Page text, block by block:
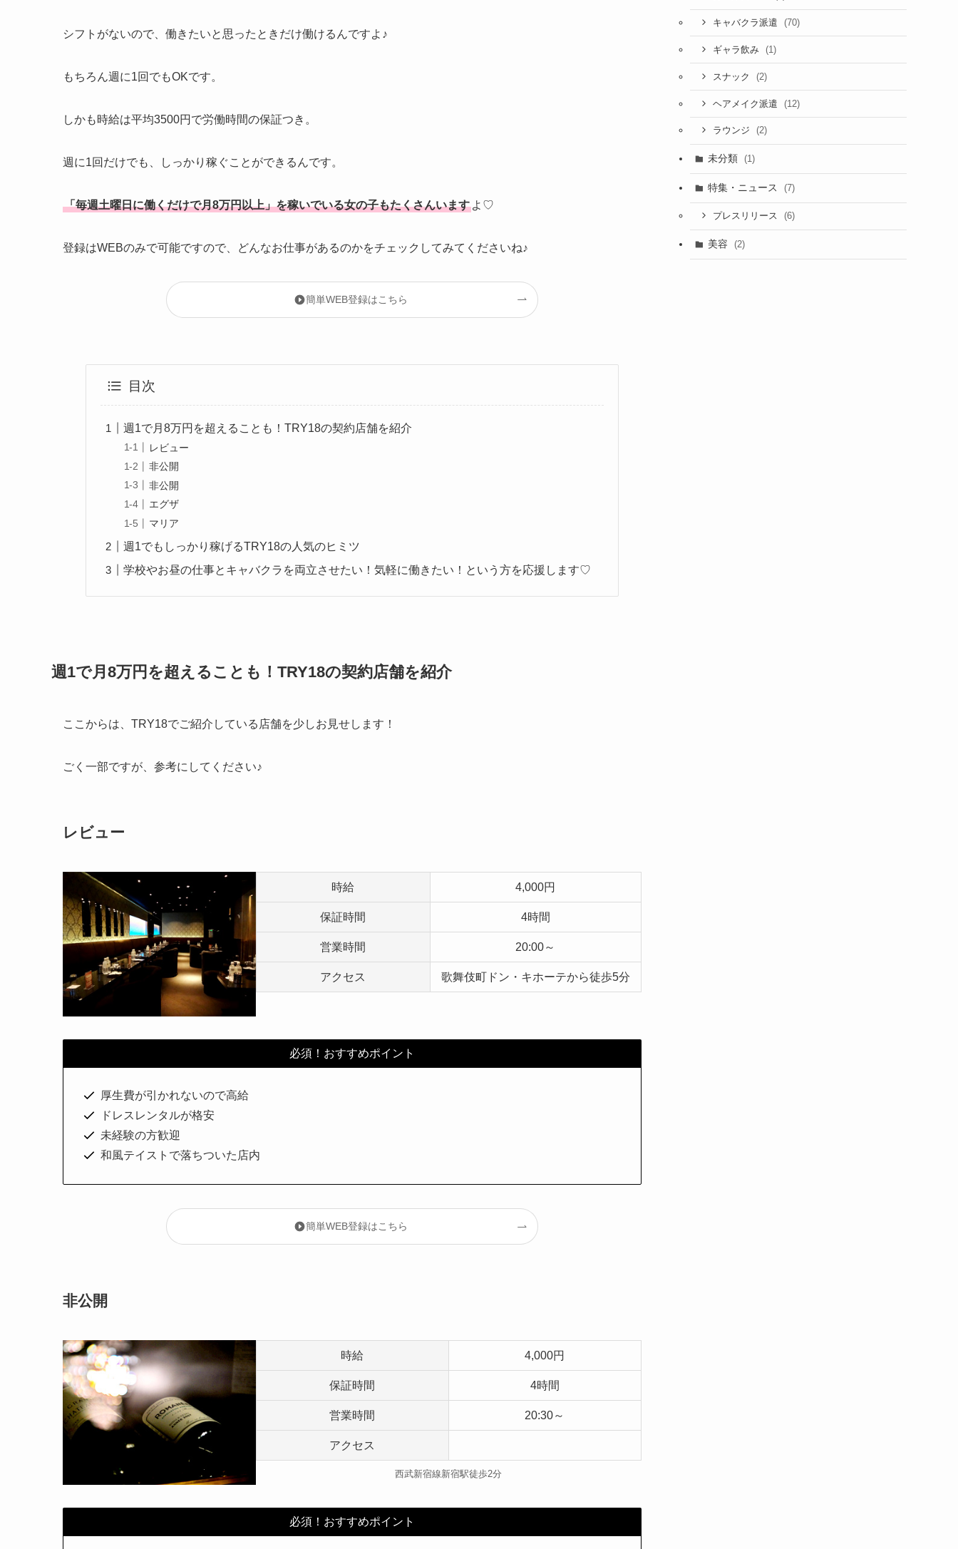
シフトがないので、働きたいと思ったときだけ働けるんですよ♪
もちろん週に1回でもOKです。
しかも時給は平均3500円で労働時間の保証つき。
週に1回だけでも、しっかり稼ぐことができるんです。
「毎週土曜日に働くだけで月8万円以上」を稼いでいる女の子もたくさんいます よ♡
登録はWEBのみで可能ですので、どんなお仕事があるのかをチェックしてみてくださいね♪
簡単WEB登録はこちら
目次
週1で月8万円を超えることも！TRY18の契約店舗を紹介
レビュー
非公開
非公開
エグザ
マリア
週1でもしっかり稼げるTRY18の人気のヒミツ
学校やお昼の仕事とキャバクラを両立させたい！気軽に働きたい！という方を応援します♡
週1で月8万円を超えることも！TRY18の契約店舗を紹介
ここからは、TRY18でご紹介している店舗を少しお見せします！
ごく一部ですが、参考にしてください♪
レビュー
時給 4,000円
保証時間 4時間
営業時間 20:00～
アクセス 歌舞伎町ドン・キホーテから徒歩5分
必須！おすすめポイント
厚生費が引かれないので高給
ドレスレンタルが格安
未経験の方歓迎
和風テイストで落ちついた店内
簡単WEB登録はこちら
非公開
時給 4,000円
保証時間 4時間
営業時間 20:30～
アクセス
西武新宿線新宿駅徒歩2分
必須！おすすめポイント
キャバクラ派遣 (70)
ギャラ飲み (1)
スナック (2)
ヘアメイク派遣 (12)
ラウンジ (2)
未分類 (1)
特集・ニュース (7)
プレスリリース (6)
美容 (2)